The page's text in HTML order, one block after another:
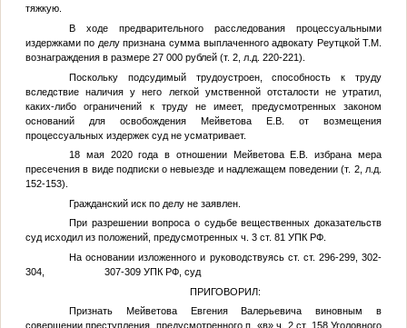
тяжкую.
В ходе предварительного расследования процессуальными
издержками по делу признана сумма выплаченного адвокату Реутцкой Т.М.
вознаграждения в размере 27 000 рублей (т. 2, л.д. 220-221).
Поскольку подсудимый трудоустроен, способность к труду
вследствие наличия у него легкой умственной отсталости не утратил,
каких-либо ограничений к труду не имеет, предусмотренных законом
оснований для освобождения Мейветова Е.В. от возмещения
процессуальных издержек суд не усматривает.
18 мая 2020 года в отношении Мейветова Е.В. избрана мера
пресечения в виде подписки о невыезде и надлежащем поведении (т. 2, л.д.
152-153).
Гражданский иск по делу не заявлен.
При разрешении вопроса о судьбе вещественных доказательств
суд исходил из положений, предусмотренных ч. 3 ст. 81 УПК РФ.
На основании изложенного и руководствуясь ст. ст. 296-299, 302-
304, 307-309 УПК РФ, суд
ПРИГОВОРИЛ:
Признать Мейветова Евгения Валерьевича виновным в
совершении преступления, предусмотренного п. «в» ч. 2 ст. 158 Уголовного